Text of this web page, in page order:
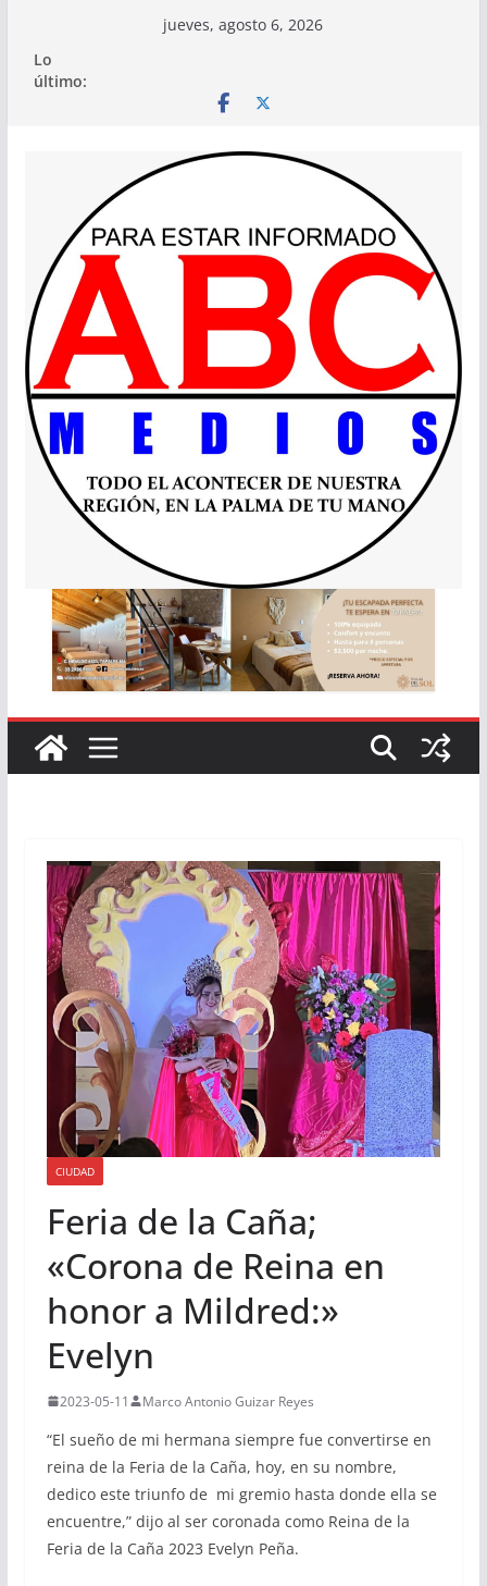
contenido
jueves, agosto 6, 2026
Lo
último:
CIUDAD
Feria de la Caña;
«Corona de Reina en
honor a Mildred:»
Evelyn
2023-05-11 Marco Antonio Guizar Reyes
“El sueño de mi hermana siempre fue convertirse en
reina de la Feria de la Caña, hoy, en su nombre,
dedico este triunfo de mi gremio hasta donde ella se
encuentre,” dijo al ser coronada como Reina de la
Feria de la Caña 2023 Evelyn Peña.